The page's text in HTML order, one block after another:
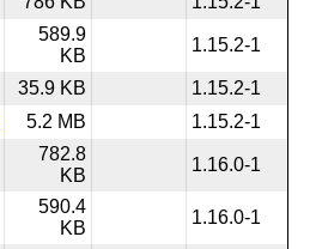
589.9
KB
1.15.2-1
35.9 KB
1.15.2-1
5.2 MB 1.15.2-1
782.8
KB
1.16.0-1
590.4
KB
1.16.0-1